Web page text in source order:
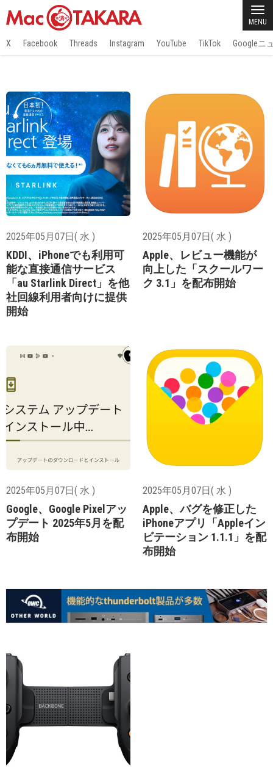
MENU
X Facebook Threads Instagram YouTube TikTok Googleニ
2025年05月07日( 水 )
KDDI、iPhoneでも利用可
能な直接通信サービス
「au Starlink Direct」を他
社回線利用者向けに提供
開始
2025年05月07日( 水 )
Apple、レビュー機能が
向上した「スクールワー
ク 3.1」を配布開始
2025年05月07日( 水 )
Google、Google Pixelアッ
プデート 2025年5月を配
布開始
2025年05月07日( 水 )
Apple、バグを修正した
iPhoneアプリ「Appleイン
ビテーション 1.1.1」を配
布開始